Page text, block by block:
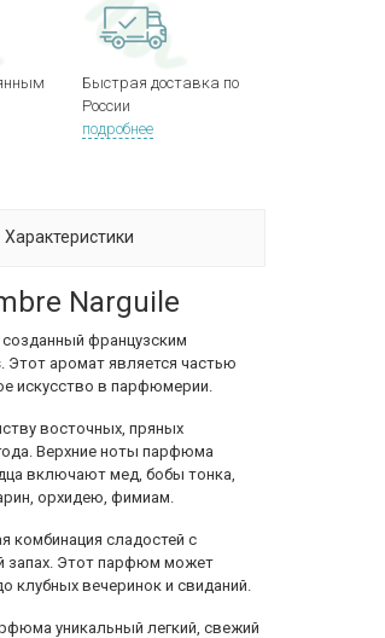
Быстрая доставка по
России
подробнее
Характеристики
Narguile
французским
аромат является частью
искусство в парфюмерии.
восточных, пряных
Верхние ноты парфюма
включают мед, бобы тонка,
орхидею, фимиам.
комбинация сладостей с
запах. Этот парфюм может
клубных вечеринок и свиданий.
уникальный легкий, свежий